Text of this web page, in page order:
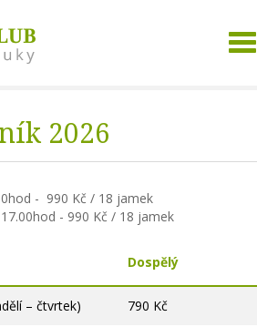
2026
- 990 Kč / 18 jamek
- 990 Kč / 18 jamek
Dospělý
– čtvrtek) 790 Kč